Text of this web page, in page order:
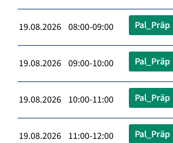
19.08.2026 08:00-09:00 Pal_Präp
19.08.2026 09:00-10:00 Pal_Präp
19.08.2026 10:00-11:00 Pal_Präp
19.08.2026 11:00-12:00 Pal_Präp